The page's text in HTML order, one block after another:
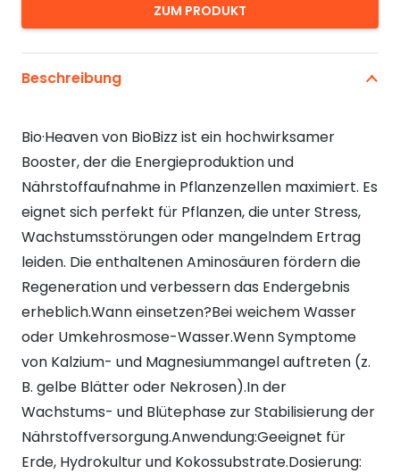
ZUM PRODUKT
Beschreibung
Bio·Heaven von BioBizz ist ein hochwirksamer
Booster, der die Energieproduktion und
Nährstoffaufnahme in Pflanzenzellen maximiert. Es
eignet sich perfekt für Pflanzen, die unter Stress,
Wachstumsstörungen oder mangelndem Ertrag
leiden. Die enthaltenen Aminosäuren fördern die
Regeneration und verbessern das Endergebnis
erheblich.Wann einsetzen?Bei weichem Wasser
oder Umkehrosmose-Wasser.Wenn Symptome
von Kalzium- und Magnesiummangel auftreten (z.
B. gelbe Blätter oder Nekrosen).In der
Wachstums- und Blütephase zur Stabilisierung der
Nährstoffversorgung.Anwendung:Geeignet für
Erde, Hydrokultur und Kokossubstrate.Dosierung: